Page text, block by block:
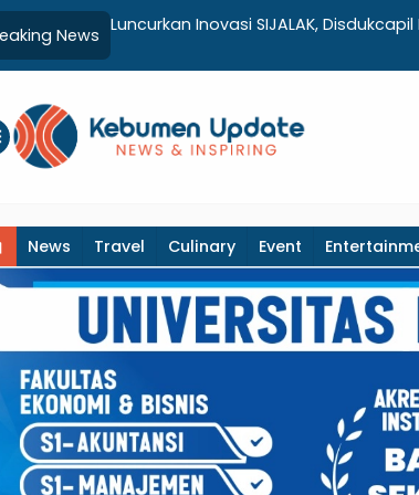
News Luncurkan Inovasi SIJALAK,
News Travel Culinary Event